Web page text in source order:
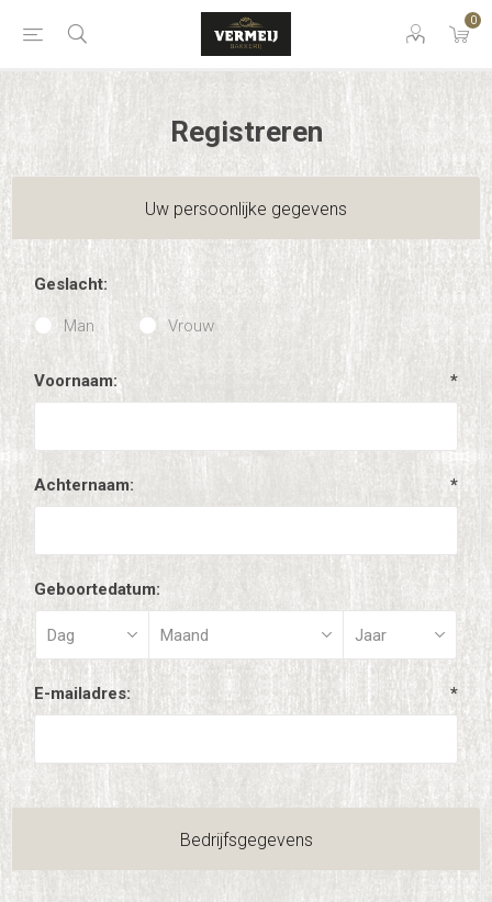
0
Registreren
Uw persoonlijke gegevens
Geslacht:
Man Vrouw
Voornaam: *
Achternaam: *
Geboortedatum:
E-mailadres: *
Bedrijfsgegevens